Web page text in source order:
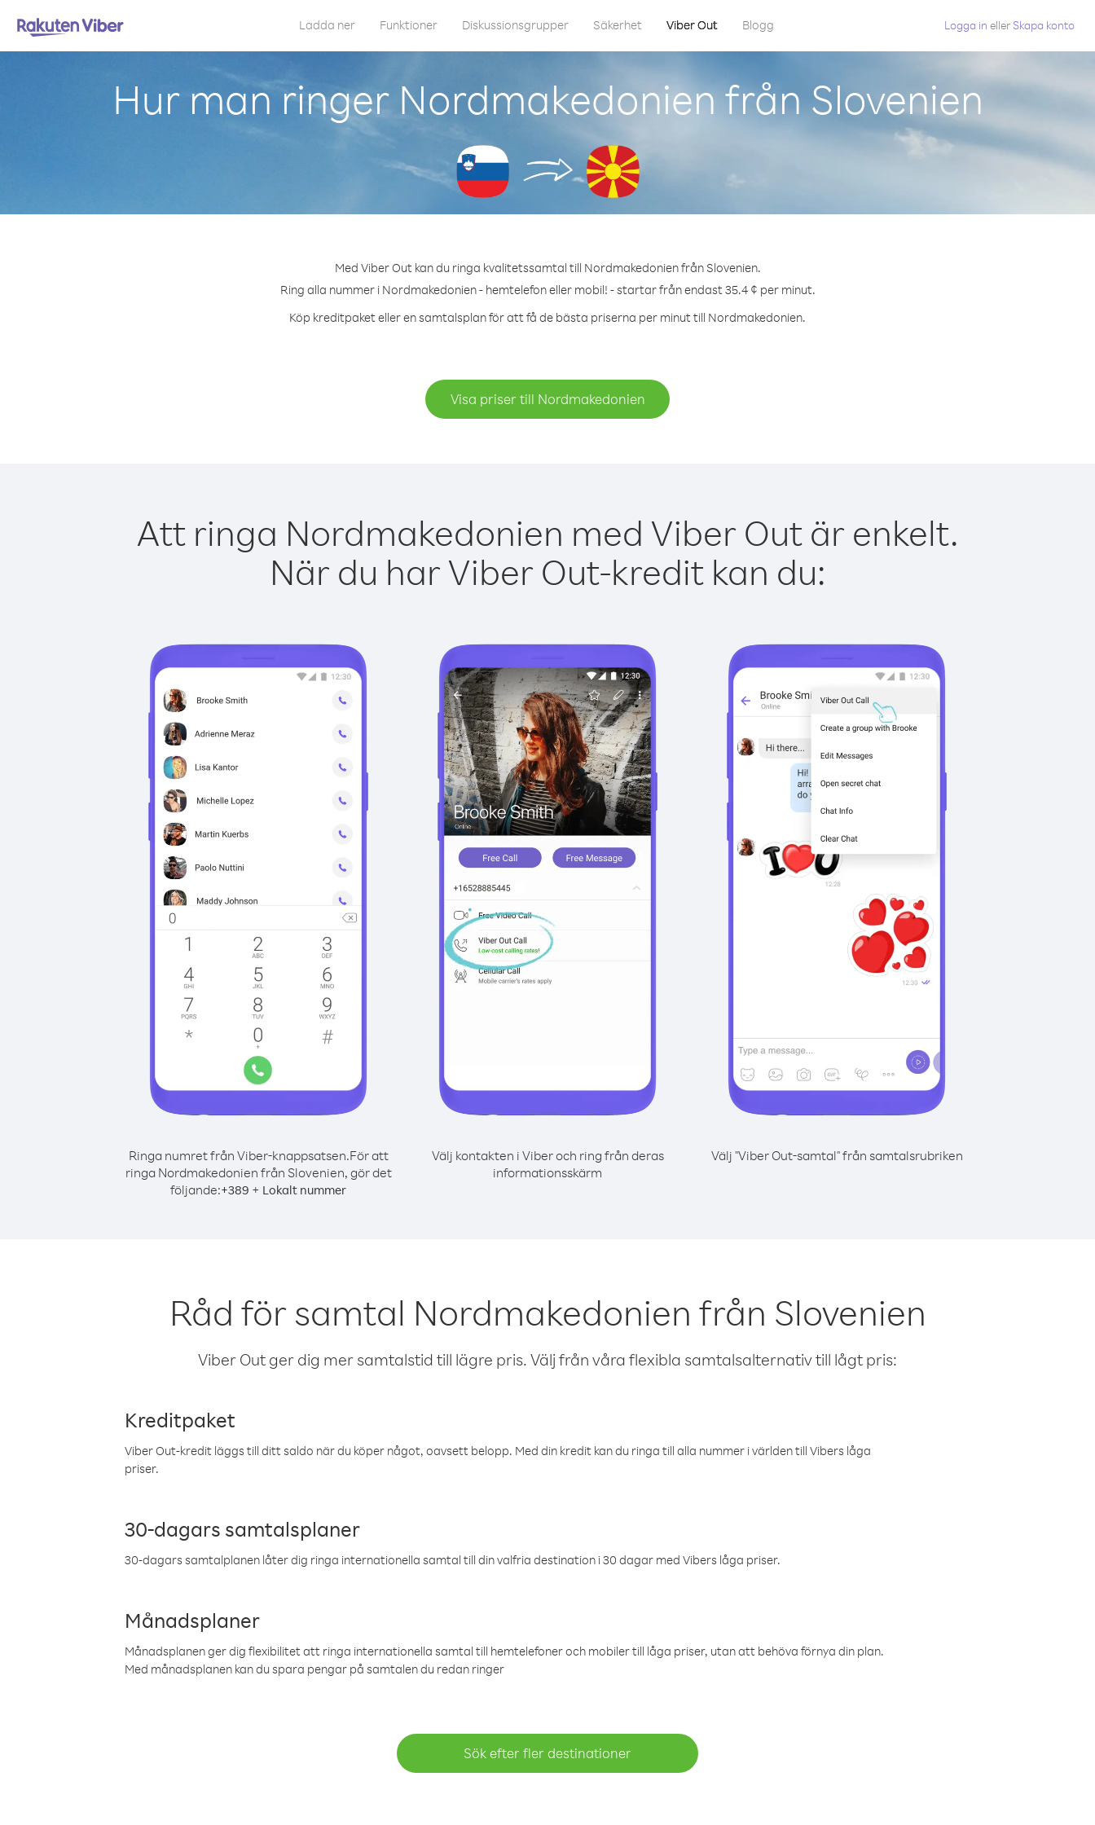
Ladda ner Funktioner Diskussionsgrupper Säkerhet Viber Out Blogg Logga in eller Skapa konto
Hur man ringer Nordmakedonien från Slovenien
Med Viber Out kan du ringa kvalitetssamtal till Nordmakedonien från Slovenien.
Ring alla nummer i Nordmakedonien - hemtelefon eller mobil! - startar från endast 35.4 ¢ per minut.
Köp kreditpaket eller en samtalsplan för att få de bästa priserna per minut till Nordmakedonien.
Visa priser till Nordmakedonien
Att ringa Nordmakedonien med Viber Out är enkelt.
När du har Viber Out-kredit kan du:
Ringa numret från Viber-knappsatsen.För att
ringa Nordmakedonien från Slovenien, gör det
följande:+389 + Lokalt nummer
Välj kontakten i Viber och ring från deras
informationsskärm
Välj "Viber Out-samtal" från samtalsrubriken
Råd för samtal Nordmakedonien från Slovenien
Viber Out ger dig mer samtalstid till lägre pris. Välj från våra flexibla samtalsalternativ till lågt pris:
Kreditpaket
Viber Out-kredit läggs till ditt saldo när du köper något, oavsett belopp. Med din kredit kan du ringa till alla nummer i världen till Vibers låga
priser.
30-dagars samtalsplaner
30-dagars samtalplanen låter dig ringa internationella samtal till din valfria destination i 30 dagar med Vibers låga priser.
Månadsplaner
Månadsplanen ger dig flexibilitet att ringa internationella samtal till hemtelefoner och mobiler till låga priser, utan att behöva förnya din plan.
Med månadsplanen kan du spara pengar på samtalen du redan ringer
Sök efter fler destinationer